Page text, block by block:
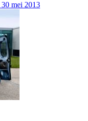
30 mei 2013